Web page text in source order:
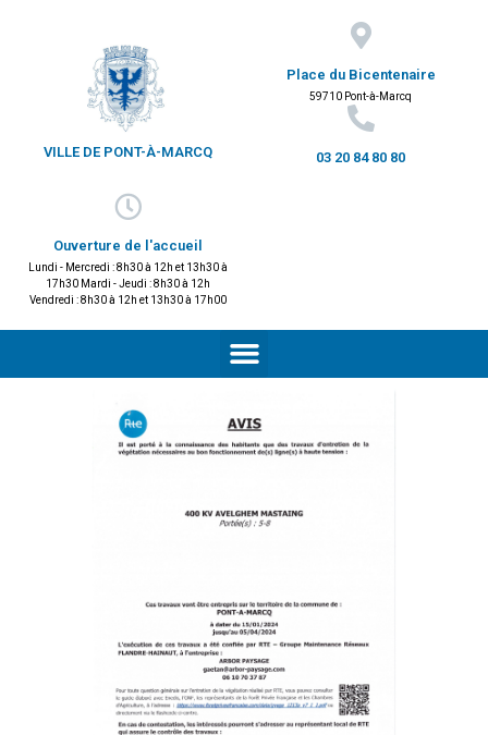
VILLE DE PONT-À-MARCQ
Place du Bicentenaire
59710 Pont-à-Marcq
03 20 84 80 80
Ouverture de l'accueil
Lundi - Mercredi : 8h30 à 12h et 13h30 à
17h30 Mardi - Jeudi : 8h30 à 12h
Vendredi : 8h30 à 12h et 13h30 à 17h00